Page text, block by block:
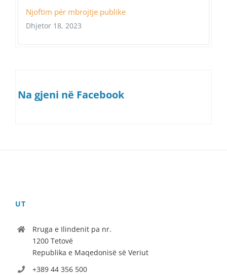
Njoftim për mbrojtje publike
Dhjetor 18, 2023
Na gjeni në Facebook
UT
Rruga e Ilindenit pa nr.
1200 Tetovë
Republika e Maqedonisë së Veriut
+389 44 356 500